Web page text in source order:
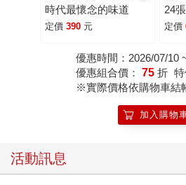
時代最懷念的味道
定價 390 元
24
爾
定價
優惠時間：2026/07/10
優惠組合價： 75 折
※實際價格依購物車結
加入購物
活動訊息